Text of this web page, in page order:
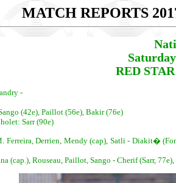
MATCH REPORTS
RED
-
(42e), Paillot (56e), Bakir (76e)
Sarr (90e)
Ferreira, Derrien, Mendy (cap), Satli - Diakit�
(cap.), Rouseau, Paillot, Sango - Cherif (Sarr,